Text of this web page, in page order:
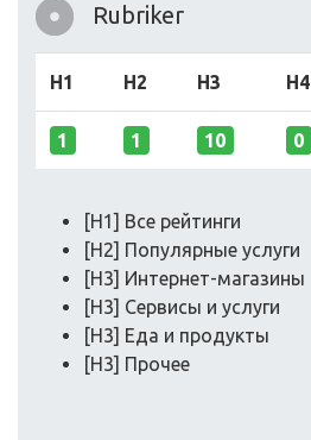
Rubriker
H1 H2 H3 H4
1 1 10 0
[H1] Все рейтинги
[H2] Популярные услуги
[H3] Интернет-магазины
[H3] Сервисы и услуги
[H3] Еда и продукты
[H3] Прочее